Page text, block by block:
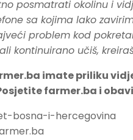
posmatrati okolinu i
sa kojima lako
problem kod
kontinuirano učiš,
imate priliku
farmer.ba i